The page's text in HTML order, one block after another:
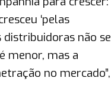
‘pelas
distribuidoras não se
menor, mas a
no mercado”,